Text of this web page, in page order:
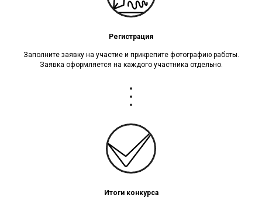
Регистрация
Заполните заявку на участие и прикрепите фотографию работы.
Заявка оформляется на каждого участника отдельно.
Итоги конкурса